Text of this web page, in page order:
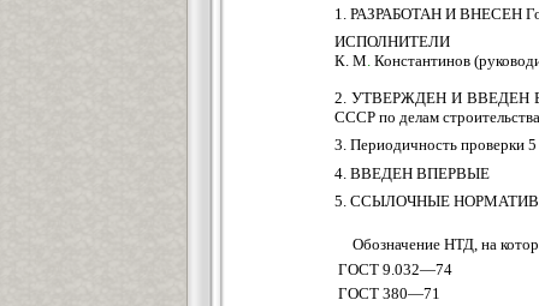
1. РАЗРАБОТАН И ВНЕСЕН
ИСПОЛНИТЕЛИ
К. М Константинов
2. УТВЕРЖДЕН И ВВЕДЕН В
СССР по делам
3. Периодичность проверки 5
4. ВВЕДЕН ВПЕРВЫЕ
5. ССЫЛОЧНЫЕ
Обозначение НТД, на
ГОСТ 9.032—74
ГОСТ 380—71